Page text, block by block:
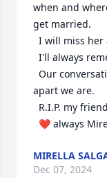
when and
get married.
apart we are.
❤️ always
MIRELLA
Dec 07, 2024